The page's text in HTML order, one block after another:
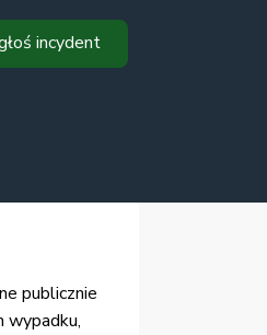
incydent
publicznie
wypadku,